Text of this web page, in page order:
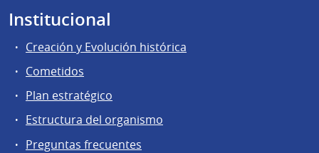
Institucional
Creación y Evolución histórica
Cometidos
Plan estratégico
Estructura del organismo
Preguntas frecuentes